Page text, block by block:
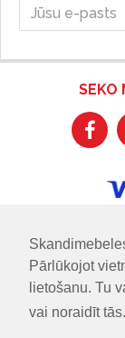
Pārlūkojot
lietošanu. Tu
vai noraidīt tās.
SEKO